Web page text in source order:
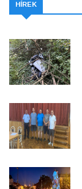
HÍREK